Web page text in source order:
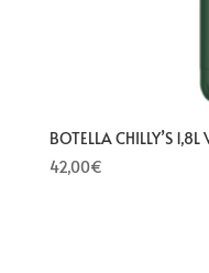
BOTELLA CHILLY’S
42,00€